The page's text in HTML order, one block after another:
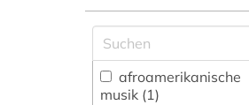
2 FB - Musik des
Mittelalters (1)
2 FB - Musik: Leitung
vokaler Ensembles (4)
afroamerikanische
musik (1)